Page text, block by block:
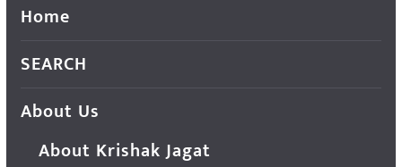
Home
SEARCH
About Us
About Krishak Jagat